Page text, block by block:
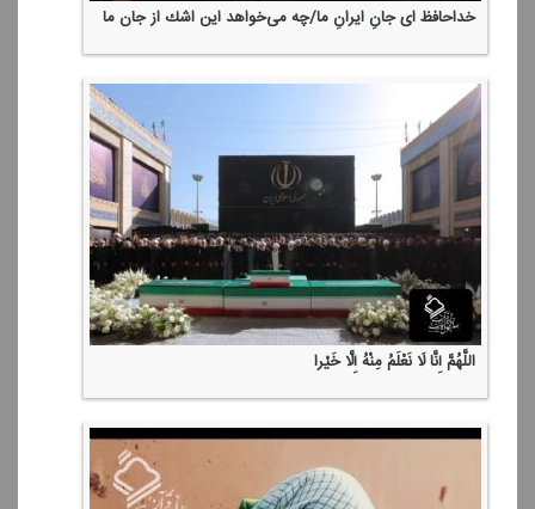
خداحافظ ای جانِ ایرانِ ما/چه می‌خواهد این اشك از جان ما
اللَّهُمَّ إِنَّا لَا نَعْلَمُ مِنْهُ إِلَّا خَیْرا